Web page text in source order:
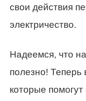
свои действия
электричество.
Надеемся, что
полезно! Теперь
которые